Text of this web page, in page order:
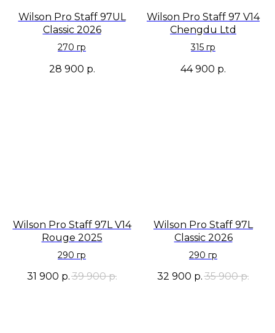
Wilson Pro Staff 97UL
Classic 2026
270 гр
28 900 р.
Wilson Pro Staff 97 V14
Chengdu Ltd
315 гр
44 900 р.
Wilson Pro Staff 97L V14
Rouge 2025
290 гр
31 900 р.39 900 р.
Wilson Pro Staff 97L
Classic 2026
290 гр
32 900 р. 35 900 р.